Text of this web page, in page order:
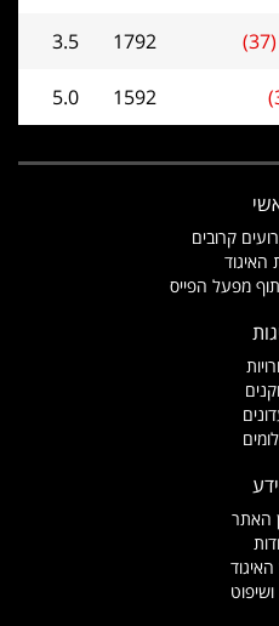
1792
3.5
1592
5.0
קרובים
האיגוד
מפעל הפייס
האתר
האיגוד